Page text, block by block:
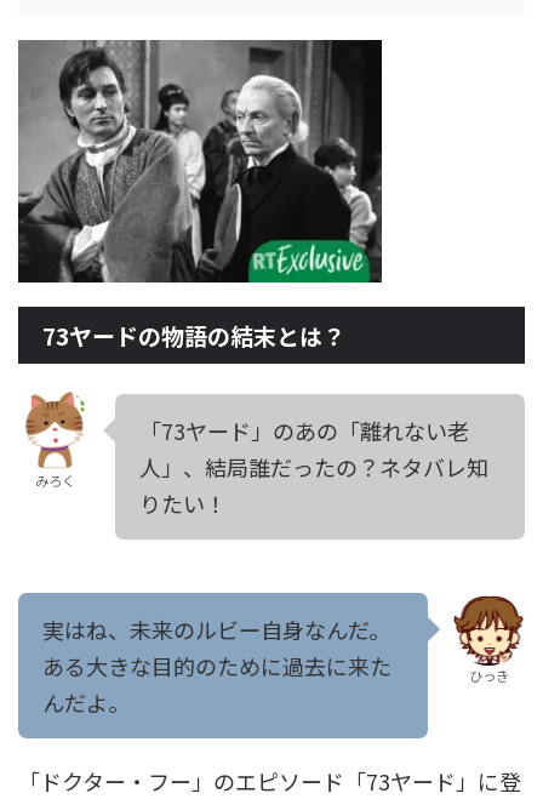
73ヤードの物語の結末とは？
みろく
「73ヤード」のあの「離れない老
人」、結局誰だったの？ネタバレ知
りたい！
実はね、未来のルビー自身なんだ。
ある大きな目的のために過去に来た
んだよ。
ひっき
「ドクター・フー」のエピソード「73ヤード」に登